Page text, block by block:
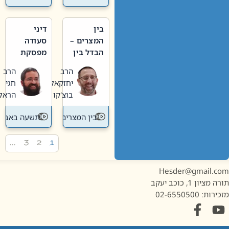
בין
המצרים –
הבדל בין
חדשה
לישנה
הרב
יחזקאל
בוצ'קו
בין המצרים
דיני
סעודה
מפסקת
תשעה
באב
הרב
חגי
הראל
תשעה באב
1, כוכב יעקב
02-6550500